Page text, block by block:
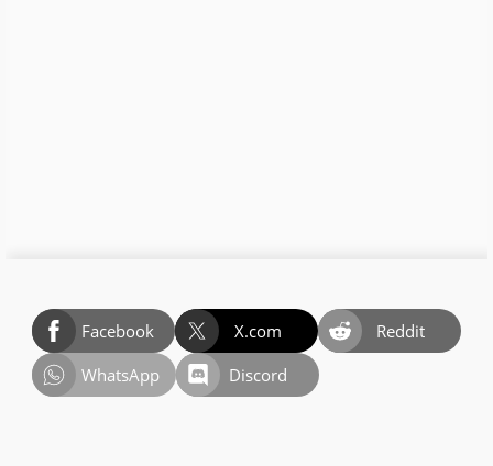
Facebook X.com
Reddit
WhatsApp
Discord